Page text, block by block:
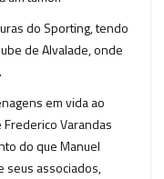
do Sporting, tendo
de Alvalade, onde
em vida ao
Varandas
do que Manuel
seus associados,